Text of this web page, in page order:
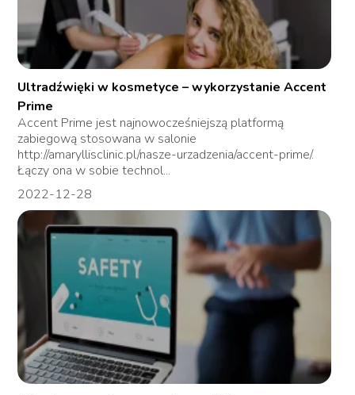
Ultradźwięki w kosmetyce – wykorzystanie Accent
Prime
Accent Prime jest najnowocześniejszą platformą
zabiegową stosowana w salonie
http://amaryllisclinic.pl/nasze-urzadzenia/accent-prime/.
Łączy ona w sobie technol...
2022-12-28